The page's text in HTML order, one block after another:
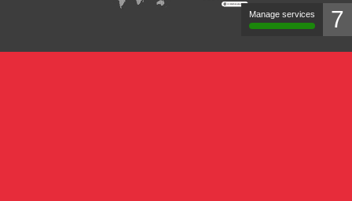
Manage services 7